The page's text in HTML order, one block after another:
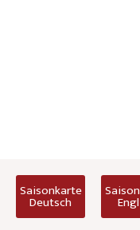
Saisonkarte
Deutsch